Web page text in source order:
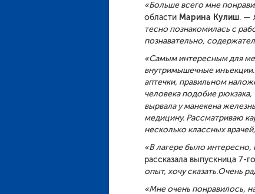
«Больше всего мне
области Марина Кулиш. —
тесно познакомилась с
познавательно,
«Самым интересным для
внутримышечные
аптечки, правильном
человека подобие
вырвала у манекена
медицину. Рассматриваю
несколько классных врачей,
«В лагере былоинтересно,
рассказала выпускница 7-
опыт, хочу сказать.Очень
«Мне очень понравилось,